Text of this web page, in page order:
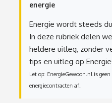
energie
Energie wordt steeds
In deze rubriek delen
heldere uitleg, zonder
tips en uitleg op
Let op: EnergieGewoon.nl is
energiecontracten af.